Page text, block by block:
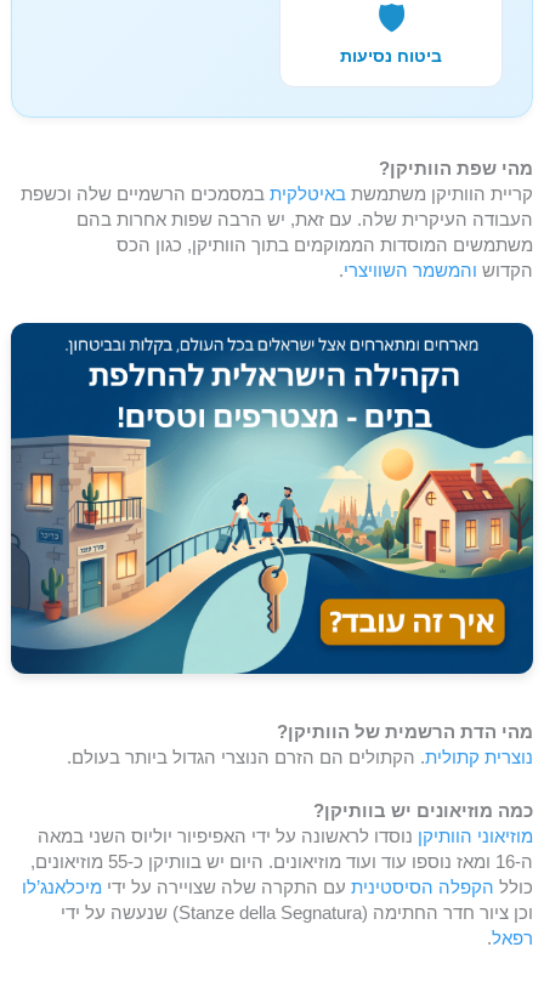
🛡️
ביטוח נסיעות
מהי שפת הוותיקן?
קריית הוותיקן משתמשת באיטלקיתבמסמכים הרשמיים שלה וכשפת
העבודה העיקרית שלה. עם זאת, יש הרבה שפות אחרות בהם
משתמשים המוסדות הממוקמים בתוך הוותיקן, כגון הכס
הקדוש והמשמר השוויצרי.
מהי הדת הרשמית של הוותיקן?
נוצרית קתולית. הקתולים הם הזרם הנוצרי הגדול ביותר בעולם.
כמה מוזיאונים יש בוותיקן?
מוזיאוני הוותיקן נוסדו לראשונה על ידי האפיפיור יוליוס השני במאה
ה-16 ומאז נוספו עוד ועוד מוזיאונים. היום יש בוותיקן כ-55 מוזיאונים,
כולל הקפלה הסיסטיניתעם התקרה שלה שצויירה על ידי מיכלאנג’לו
וכן ציור חדר החתימה (Stanze della Segnatura) שנעשה על ידי
רפאל.